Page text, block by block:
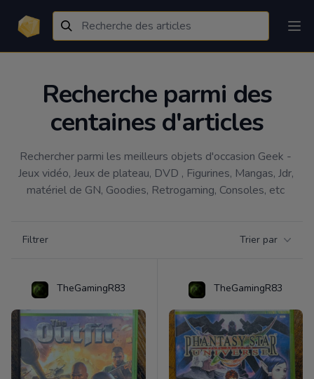
Recherche parmi des
centaines d'articles
Rechercher parmi les meilleurs objets d'occasion Geek -
Jeux vidéo, Jeux de plateau, DVD , Figurines, Mangas, Jdr,
matériel de GN, Goodies, Retrogaming, Consoles, etc
Filtrer Trier par
TheGamingR83 TheGamingR83